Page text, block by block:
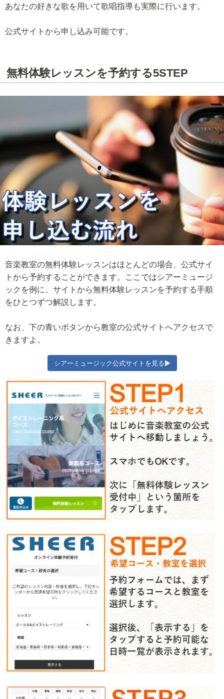
あなたの好きな歌を用いて歌唱指導も実際に行います。
公式サイトから申し込み可能です。
無料体験レッスンを予約する5STEP
音楽教室の無料体験レッスンはほとんどの場合、公式サイ
トから予約することができます。ここではシアーミュージ
ックを例に、サイトから無料体験レッスンを予約する手順
をひとつずつ解説します。
なお、下の青いボタンから教室の公式サイトへアクセスで
きますよ。
シアーミュージック公式サイトを見る▶